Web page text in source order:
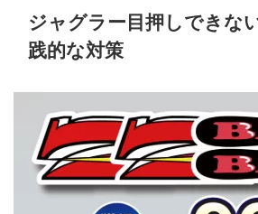
ジャグラー目押しできな
践的な対策